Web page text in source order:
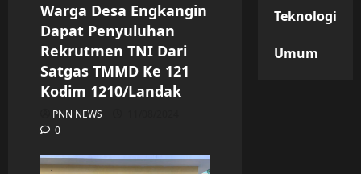
Warga Desa Engkangin
Dapat Penyuluhan
Rekrutmen TNI Dari
Satgas TMMD Ke 121
Kodim 1210/Landak
PNN NEWS
0
Teknologi
Umum